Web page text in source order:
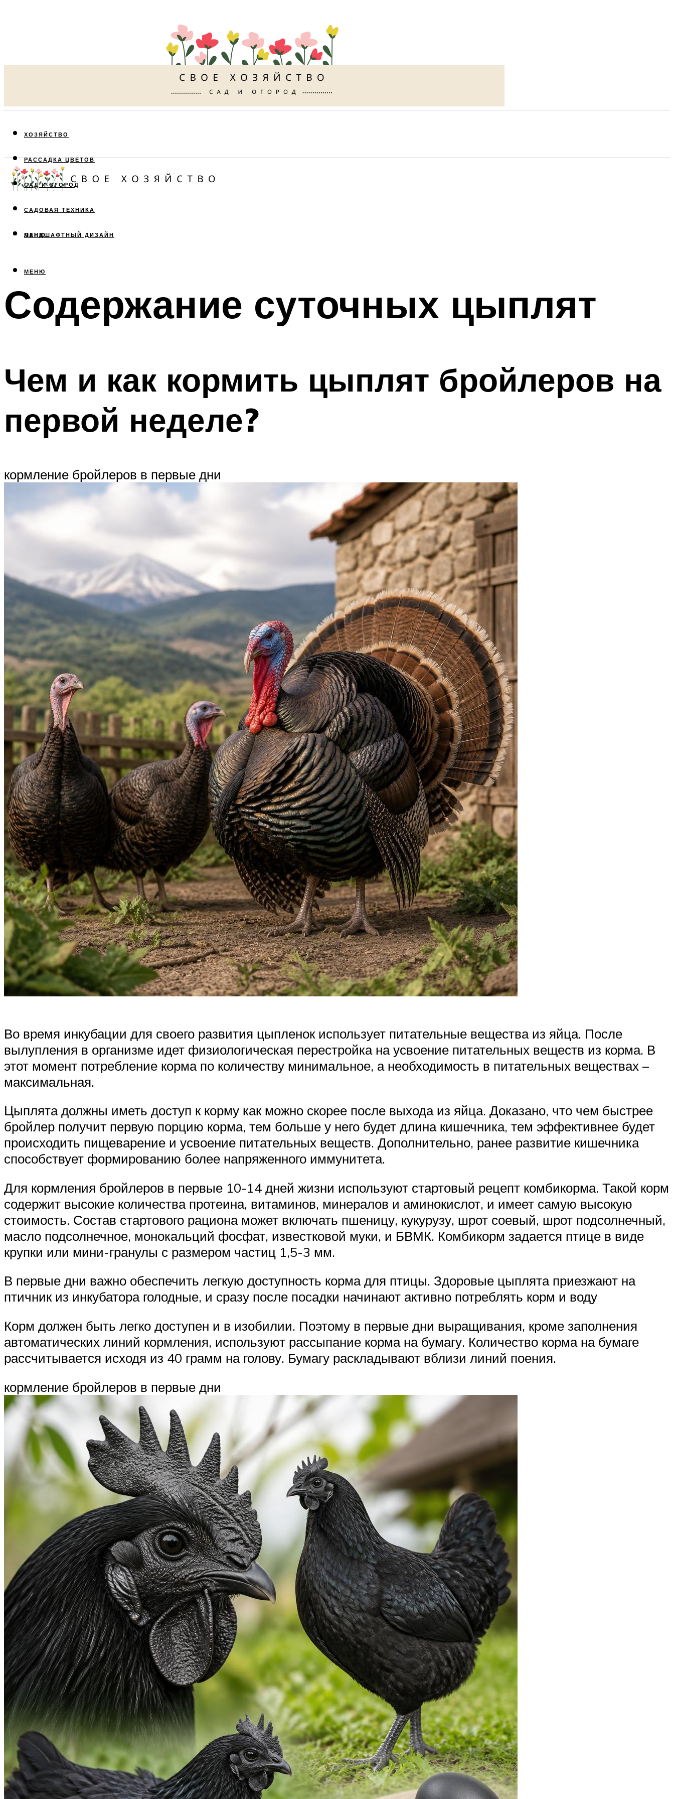
ХОЗЯЙСТВО
РАССАДКА ЦВЕТОВ
САД И ОГОРОД
САДОВАЯ ТЕХНИКА
ЛАНДШАФТНЫЙ ДИЗАЙН
МЕНЮ
МЕНЮ
Содержание суточных цыплят
Чем и как кормить цыплят бройлеров на
первой неделе?
кормление бройлеров в первые дни
Во время инкубации для своего развития цыпленок использует питательные вещества из яйца. После
вылупления в организме идет физиологическая перестройка на усвоение питательных веществ из корма. В
этот момент потребление корма по количеству минимальное, а необходимость в питательных веществах –
максимальная.
Цыплята должны иметь доступ к корму как можно скорее после выхода из яйца. Доказано, что чем быстрее
бройлер получит первую порцию корма, тем больше у него будет длина кишечника, тем эффективнее будет
происходить пищеварение и усвоение питательных веществ. Дополнительно, ранее развитие кишечника
способствует формированию более напряженного иммунитета.
Для кормления бройлеров в первые 10-14 дней жизни используют стартовый рецепт комбикорма. Такой корм
содержит высокие количества протеина, витаминов, минералов и аминокислот, и имеет самую высокую
стоимость. Состав стартового рациона может включать пшеницу, кукурузу, шрот соевый, шрот подсолнечный,
масло подсолнечное, монокальций фосфат, известковой муки, и БВМК. Комбикорм задается птице в виде
крупки или мини-гранулы с размером частиц 1,5-3 мм.
В первые дни важно обеспечить легкую доступность корма для птицы. Здоровые цыплята приезжают на
птичник из инкубатора голодные, и сразу после посадки начинают активно потреблять корм и воду
Корм должен быть легко доступен и в изобилии. Поэтому в первые дни выращивания, кроме заполнения
автоматических линий кормления, используют рассыпание корма на бумагу. Количество корма на бумаге
рассчитывается исходя из 40 грамм на голову. Бумагу раскладывают вблизи линий поения.
кормление бройлеров в первые дни